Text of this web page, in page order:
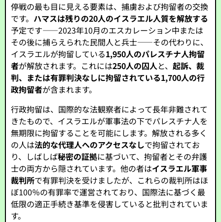
停戦の最も目に見える要素は、捕虜および拘留者の交換
です。 ハマスは残りの20人のイスラエル人質を解放する
予定です――2023年10月のエスカレーション中または
その後に捕らえられた民間人と兵士――その代わりに、
イスラエルが拘留している1,950人のパレスチナ人拘留
者が解放されます。これには250人の囚人と、起訴、裁
判、または有罪判決なしに拘留されている1,700人の行
政拘留者が含まれます。
行政拘留は、国際的な法観察者によって長年非難されて
きたもので、イスラエルが軍事法の下でパレスチナ人を
無期限に拘留することを可能にします。解放される多く
の人は法的な代理人へのアクセスなしで拘留されてお
り、しばしば秘密の証拠に基づいて、拘留者とその弁護
士の両方から隠されています。他の者はイスラエル軍事
裁判所で有罪判決を受けましたが、これらの裁判所はほ
ぼ100％の有罪率で運営されており、国際法に基づく最
低限の適正手続き基準を侵害していると批判されていま
す。